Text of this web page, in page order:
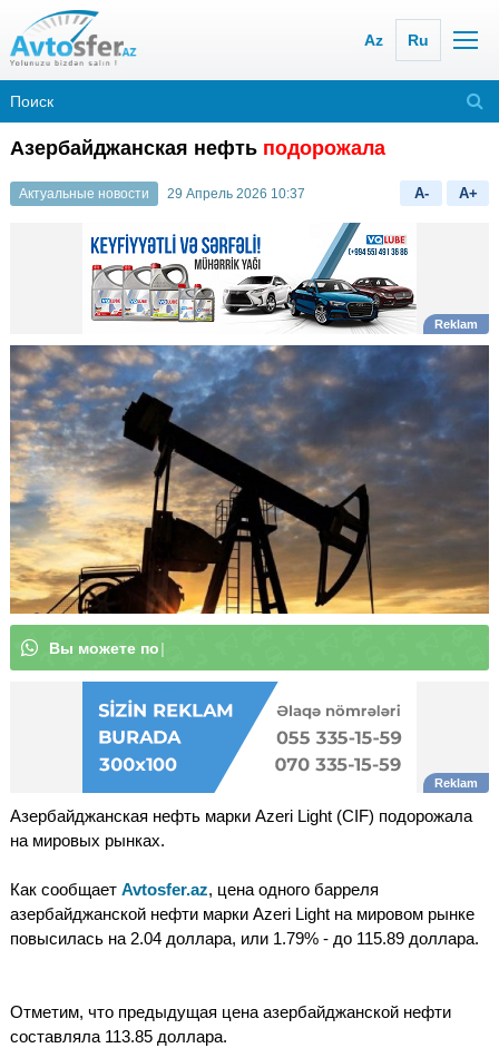
Az Ru
Азербайджанская нефть подорожала
Актуальные новости 29 Апрель 2026 10:37 A- A+
Вы мож|
Азербайджанская нефть марки Azeri Light (CIF) подорожала
на мировых рынках.
Как сообщает Avtosfer.az, цена одного барреля
азербайджанской нефти марки Azeri Light на мировом рынке
повысилась на 2.04 доллара, или 1.79% - до 115.89 доллара.
Отметим, что предыдущая цена азербайджанской нефти
составляла 113.85 доллара.